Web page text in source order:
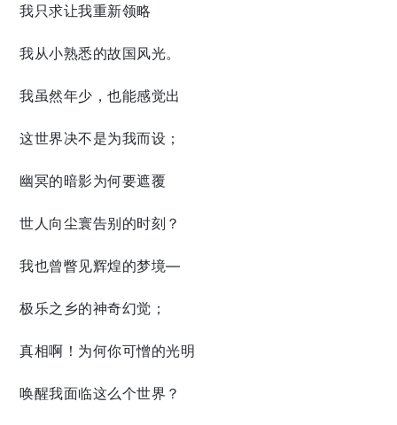
我只求让我重新领略
我从小熟悉的故国风光。
我虽然年少，也能感觉出
这世界决不是为我而设；
幽冥的暗影为何要遮覆
世人向尘寰告别的时刻？
我也曾瞥见辉煌的梦境—
极乐之乡的神奇幻觉；
真相啊！为何你可憎的光明
唤醒我面临这么个世界？